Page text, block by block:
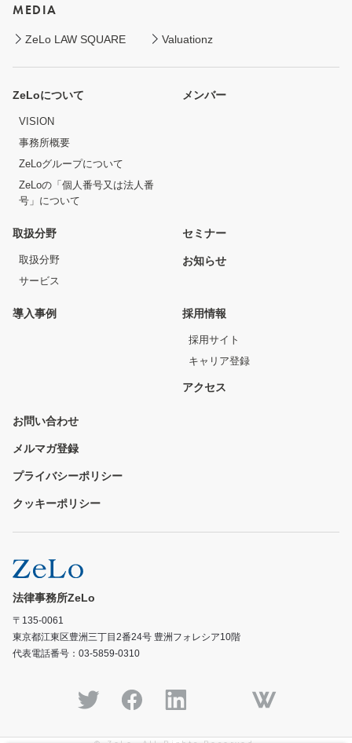
MEDIA
ZeLo LAW SQUARE Valuationz
ZeLoについて
VISION
事務所概要
ZeLoグループについて
ZeLoの「個人番号又は法人番
号」について
メンバー
取扱分野
取扱分野
サービス
セミナー
お知らせ
導入事例 採用情報
採用サイト
キャリア登録
アクセス
お問い合わせ
メルマガ登録
プライバシーポリシー
クッキーポリシー
法律事務所ZeLo
〒135-0061
東京都江東区豊洲三丁目2番24号 豊洲フォレシア10階
代表電話番号：03-5859-0310